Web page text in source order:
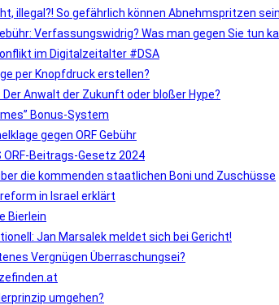
illegal?! So gefährlich können Abnehmspritzen
Verfassungswidrig? Was man gegen Sie tun
im Digitalzeitalter #DSA
per Knopfdruck erstellen?
Der Anwalt der Zukunft oder bloßer Hype?
Bonus-System
gegen ORF Gebühr
ORF-Beitrags-Gesetz 2024
die kommenden staatlichen Boni und Zuschüsse
in Israel erklärt
Bierlein
Jan Marsalek meldet sich bei Gericht!
Vergnügen Überraschungsei?
umgehen?